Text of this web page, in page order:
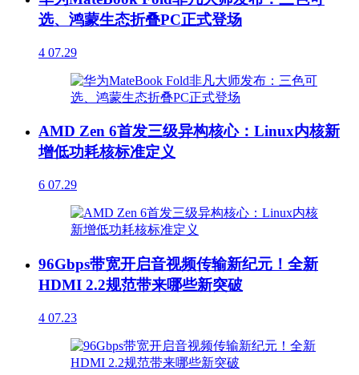
选、鸿蒙生态折叠PC正式登场
4 07.29
AMD Zen 6首发三级异构核心：Linux内核新
增低功耗核标准定义
6 07.29
96Gbps带宽开启音视频传输新纪元！全新
HDMI 2.2规范带来哪些新突破
4 07.23